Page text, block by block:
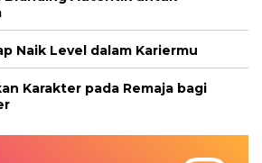
Naik Level dalam Kariermu
Karakter pada Remaja bagi